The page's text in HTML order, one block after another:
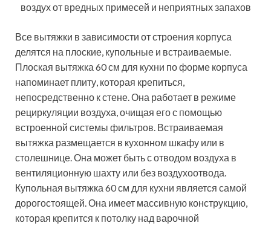
воздух от вредных примесей и неприятных запахов
Все вытяжки в зависимости от строения корпуса
делятся на плоские, купольные и встраиваемые.
Плоская вытяжка 60 см для кухни по форме корпуса
напоминает плиту, которая крепиться,
непосредственно к стене. Она работает в режиме
рециркуляции воздуха, очищая его с помощью
встроенной системы фильтров. Встраиваемая
вытяжка размещается в кухонном шкафу или в
столешнице. Она может быть с отводом воздуха в
вентиляционную шахту или без воздухоотвода.
Купольная вытяжка 60 см для кухни является самой
дорогостоящей. Она имеет массивную конструкцию,
которая крепится к потолку над варочной